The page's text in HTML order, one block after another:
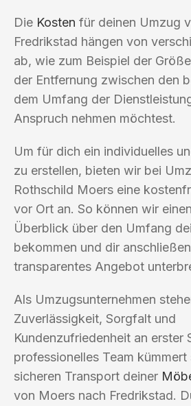
Die Kosten für deinen Umzug
Fredrikstad hängen von
ab, wie zum Beispiel der
der Entfernung zwischen den
dem Umfang der
Anspruch nehmen möchtest.
Um für dich ein individuelles
zu erstellen, bieten wir bei
Rothschild Moers eine
vor Ort an. So können wir
Überblick über den Umfang
bekommen und dir
transparentes Angebot
Als Umzugsunternehmen
Zuverlässigkeit, Sorgfalt und
Kundenzufriedenheit an erster
professionelles Team kümmert
sicheren Transport deiner
von Moers nach Fredrikstad.